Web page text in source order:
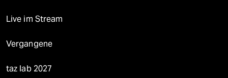
Live im Stream
Vergangene
taz lab 2027